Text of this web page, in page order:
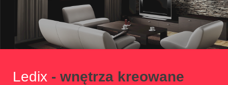
Ledix - wnętrza kreowane